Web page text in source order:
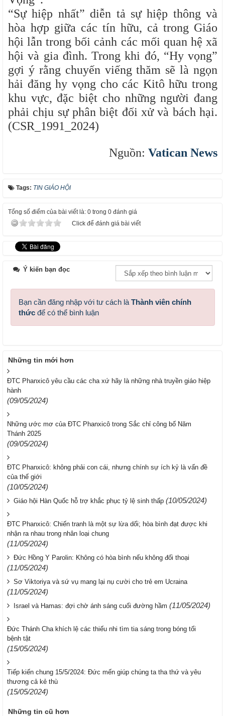
“Sự hiệp nhất” diễn tả sự hiệp thông và
hòa hợp giữa các tín hữu, cả trong Giáo
hội lẫn trong bối cảnh các mối quan hệ xã
hội và gia đình. Trong khi đó, “Hy vọng”
gợi ý rằng chuyến viếng thăm sẽ là ngọn
hải đăng hy vọng cho các Kitô hữu trong
khu vực, đặc biệt cho những người đang
phải chịu sự phân biệt đối xử và bách hại.
(CSR_1991_2024)
Nguồn: Vatican News
Tags: TIN GIÁO HỘI
Tổng số điểm của bài viết là: 0 trong 0 đánh giá
Click để đánh giá bài viết
Ý kiến bạn đọc
Bạn cần đăng nhập với tư cách là Thành viên chính
thức để có thể bình luận
Những tin mới hơn
ĐTC Phanxicô yêu cầu các cha xứ hãy là những nhà truyền giáo hiệp
hành
(09/05/2024)
Những ước mơ của ĐTC Phanxicô trong Sắc chỉ công bố Năm
Thánh 2025
(09/05/2024)
ĐTC Phanxicô: không phải con cái, nhưng chính sự ích kỷ là vấn đề
của thế giới
(10/05/2024)
Giáo hội Hàn Quốc hỗ trợ khắc phục tỷ lệ sinh thấp (10/05/2024)
ĐTC Phanxicô: Chiến tranh là một sự lừa dối; hòa bình đạt được khi
nhận ra nhau trong nhân loại chung
(11/05/2024)
Đức Hồng Y Parolin: Không có hòa bình nếu không đối thoại
(11/05/2024)
Sơ Viktoriya và sứ vụ mang lại nụ cười cho trẻ em Ucraina
(11/05/2024)
Israel và Hamas: đợi chờ ánh sáng cuối đường hầm (11/05/2024)
Đức Thánh Cha khích lệ các thiếu nhi tìm tia sáng trong bóng tối
bệnh tật
(15/05/2024)
Tiếp kiến chung 15/5/2024: Đức mến giúp chúng ta tha thứ và yêu
thương cả kẻ thù
(15/05/2024)
Những tin cũ hơn